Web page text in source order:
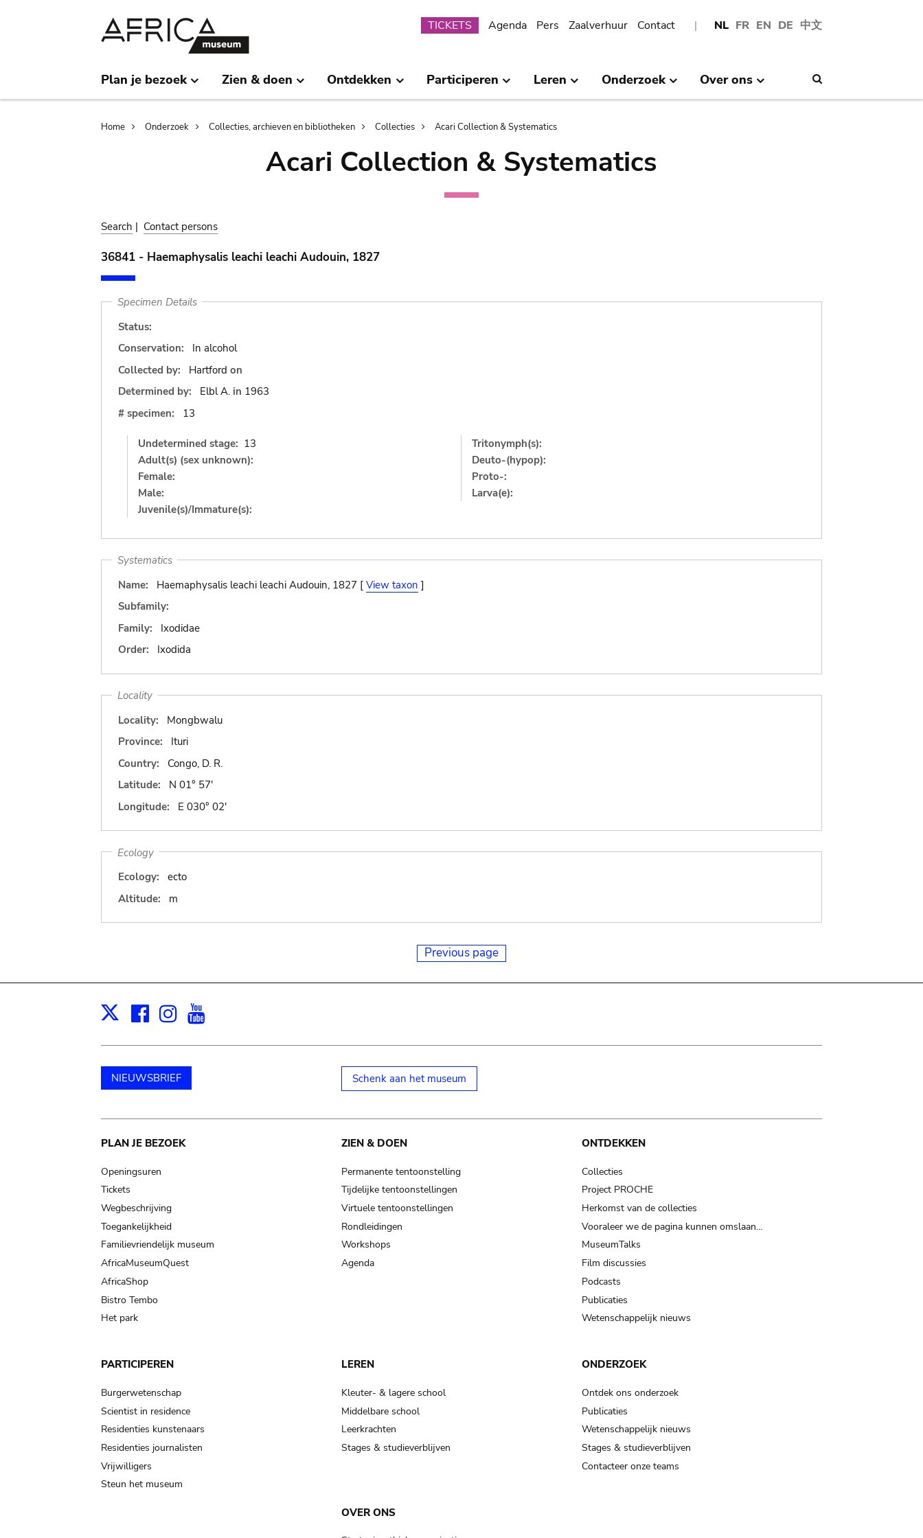
NL FR EN DE 中文
Submenu
TICKETS Agenda Pers Zaalverhuur Contact
Plan je bezoek Zien & doen Ontdekken Participeren Leren Onderzoek Over ons
Breadcrumb
Home Onderzoek Collecties, archieven en bibliotheken Collecties Acari Collection & Systematics
Acari Collection & Systematics
Search | Contact persons
36841 - Haemaphysalis leachi leachi Audouin, 1827
Specimen Details
Status:
Conservation:
In alcohol
Collected by:
Hartford on
Determined by:
Elbl A. in 1963
# specimen:
13
Undetermined stage: 13
Adult(s) (sex unknown):
Female:
Male:
Juvenile(s)/Immature(s):
Tritonymph(s):
Deuto-(hypop):
Proto-:
Larva(e):
Systematics
Name:
Haemaphysalis leachi leachi Audouin, 1827 [ View taxon ]
Subfamily:
Family:
Ixodidae
Order:
Ixodida
Locality
Locality:
Mongbwalu
Province:
Ituri
Country:
Congo, D. R.
Latitude:
N 01° 57'
Longitude:
E 030° 02'
Ecology
Ecology:
ecto
Altitude:
m
Previous page
X Facebook
Instagram
NIEUWSBRIEF Schenk aan het museum
Main
navigation
PLAN JE BEZOEK
Openingsuren
Tickets
Wegbeschrijving
Toegankelijkheid
Familievriendelijk museum
AfricaMuseumQuest
AfricaShop
Bistro Tembo
Het park
ZIEN & DOEN
Permanente tentoonstelling
Tijdelijke tentoonstellingen
Virtuele tentoonstellingen
Rondleidingen
Workshops
Agenda
ONTDEKKEN
Collecties
Project PROCHE
Herkomst van de collecties
Vooraleer we de pagina kunnen omslaan…
MuseumTalks
Film discussies
Podcasts
Publicaties
Wetenschappelijk nieuws
PARTICIPEREN
Burgerwetenschap
Scientist in residence
Residenties kunstenaars
Residenties journalisten
Vrijwilligers
Steun het museum
LEREN
Kleuter- & lagere school
Middelbare school
Leerkrachten
Stages & studieverblijven
ONDERZOEK
Ontdek ons onderzoek
Publicaties
Wetenschappelijk nieuws
Stages & studieverblijven
Contacteer onze teams
OVER ONS